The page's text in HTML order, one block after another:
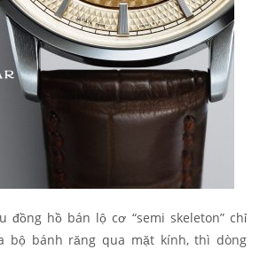
đồng hồ bán lộ cơ “semi skeleton” chỉ
bộ bánh răng qua mặt kính, thì dòng